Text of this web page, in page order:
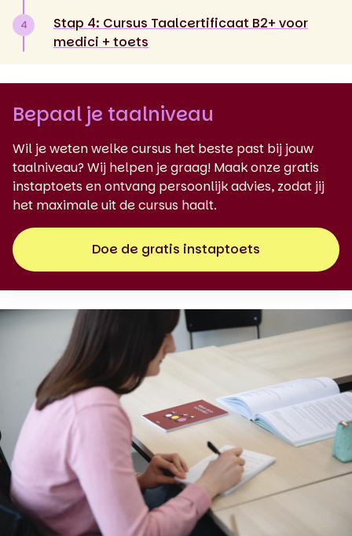
4
Stap 4: Cursus Taalcertificaat B2+ voor
medici + toets
Bepaal je taalniveau
Wil je weten welke cursus het beste past bij jouw
taalniveau? Wij helpen je graag! Maak onze gratis
instaptoets en ontvang persoonlijk advies, zodat jij
het maximale uit de cursus haalt.
Doe de gratis instaptoets